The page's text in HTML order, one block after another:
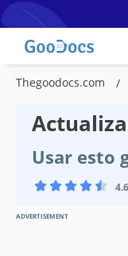
Thegoodocs.com
Usar esto
ADVERTISEMENT